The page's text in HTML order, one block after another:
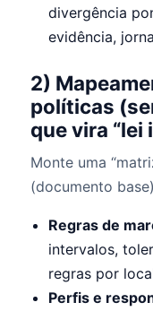
divergência
evidência,
2)
políticas
que vira “lei
Monte uma
(documento
Regras de
intervalos,
regras por
Perfis e